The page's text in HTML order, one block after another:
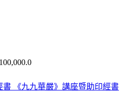
100,000.0價
範
《九九華嚴》講座暨助印經書